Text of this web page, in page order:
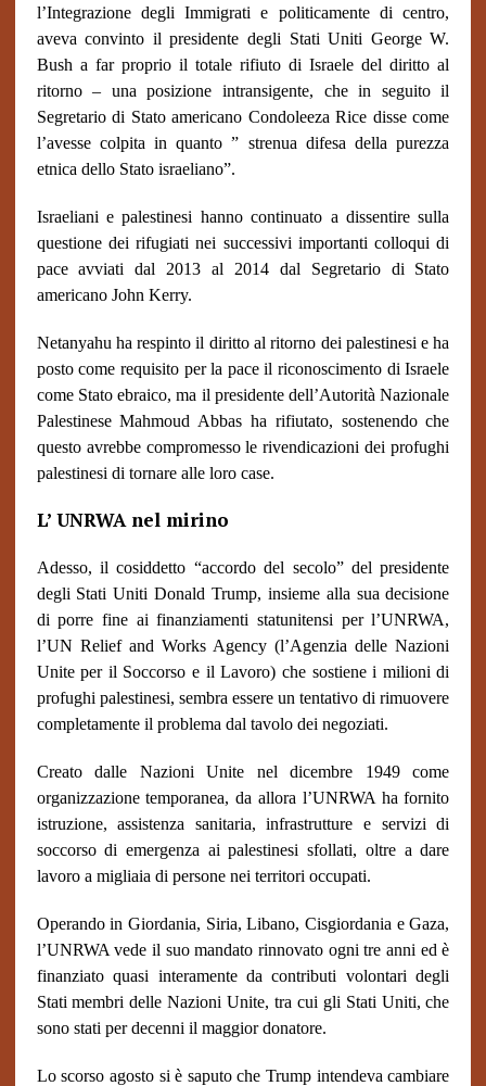
l’Integrazione degli Immigrati e politicamente di centro,
aveva convinto il presidente degli Stati Uniti George W.
Bush a far proprio il totale rifiuto di Israele del diritto al
ritorno – una posizione intransigente, che in seguito il
Segretario di Stato americano Condoleeza Rice disse come
l’avesse colpita in quanto ” strenua difesa della purezza
etnica dello Stato israeliano”.
Israeliani e palestinesi hanno continuato a dissentire sulla
questione dei rifugiati nei successivi importanti colloqui di
pace avviati dal 2013 al 2014 dal Segretario di Stato
americano John Kerry.
Netanyahu ha respinto il diritto al ritorno dei palestinesi e ha
posto come requisito per la pace il riconoscimento di Israele
come Stato ebraico, ma il presidente dell’Autorità Nazionale
Palestinese Mahmoud Abbas ha rifiutato, sostenendo che
questo avrebbe compromesso le rivendicazioni dei profughi
palestinesi di tornare alle loro case.
L’ UNRWA nel mirino
Adesso, il cosiddetto “accordo del secolo” del presidente
degli Stati Uniti Donald Trump, insieme alla sua decisione
di porre fine ai finanziamenti statunitensi per l’UNRWA,
l’UN Relief and Works Agency (l’Agenzia delle Nazioni
Unite per il Soccorso e il Lavoro) che sostiene i milioni di
profughi palestinesi, sembra essere un tentativo di rimuovere
completamente il problema dal tavolo dei negoziati.
Creato dalle Nazioni Unite nel dicembre 1949 come
organizzazione temporanea, da allora l’UNRWA ha fornito
istruzione, assistenza sanitaria, infrastrutture e servizi di
soccorso di emergenza ai palestinesi sfollati, oltre a dare
lavoro a migliaia di persone nei territori occupati.
Operando in Giordania, Siria, Libano, Cisgiordania e Gaza,
l’UNRWA vede il suo mandato rinnovato ogni tre anni ed è
finanziato quasi interamente da contributi volontari degli
Stati membri delle Nazioni Unite, tra cui gli Stati Uniti, che
sono stati per decenni il maggior donatore.
Lo scorso agosto si è saputo che Trump intendeva cambiare